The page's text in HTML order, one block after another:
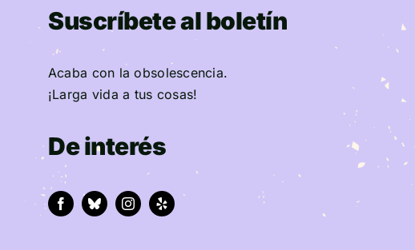
Suscríbete al boletín
Acaba con la obsolescencia.
¡Larga vida a tus cosas!
De interés